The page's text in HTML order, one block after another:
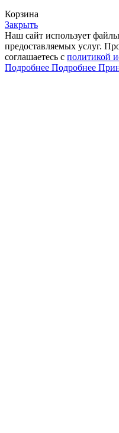
Корзина
Закрыть
Наш сайт использует
предоставляемых услуг.
соглашаетесь с политикой
Подробнее Подробнее